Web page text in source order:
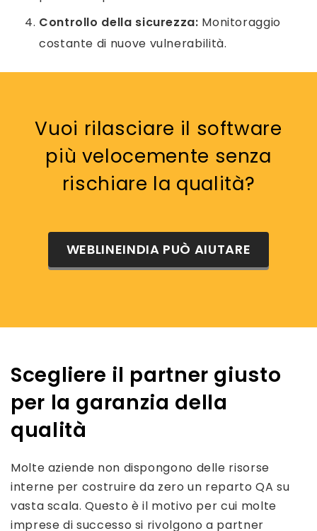
Controllo della sicurezza: Monitoraggio
costante di nuove vulnerabilità.
Vuoi rilasciare il software
più velocemente senza
rischiare la qualità?
WEBLINEINDIA PUÒ AIUTARE
Scegliere il partner giusto
per la garanzia della
qualità
Molte aziende non dispongono delle risorse
interne per costruire da zero un reparto QA su
vasta scala. Questo è il motivo per cui molte
imprese di successo si rivolgono a partner